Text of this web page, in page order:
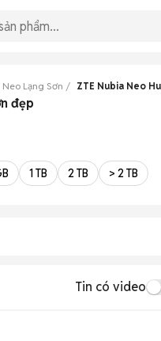
Neo Lạng Sơn ZTE Nubia Neo
đẹp
1 TB 2 TB > 2 TB
Tin có video